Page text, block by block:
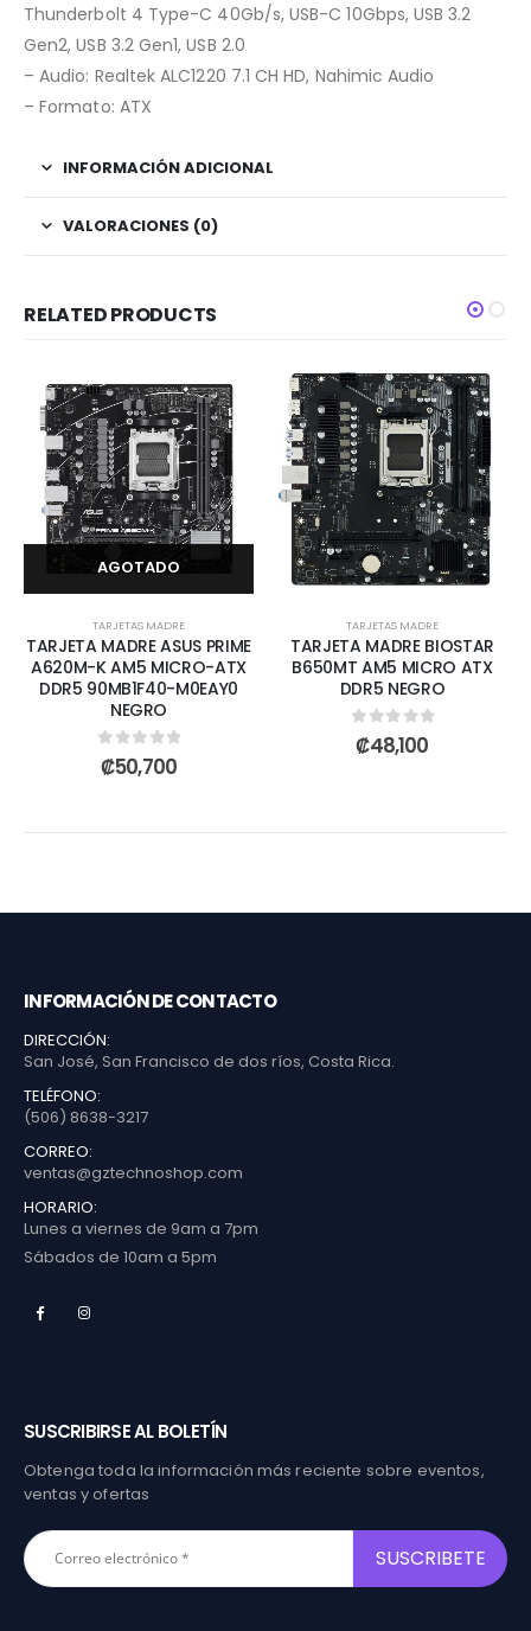
Thunderbolt 4 Type-C 40Gb/s, USB-C 10Gbps, USB 3.2
Gen2, USB 3.2 Gen1, USB 2.0
– Audio: Realtek ALC1220 7.1 CH HD, Nahimic Audio
– Formato: ATX
INFORMACIÓN ADICIONAL
VALORACIONES (0)
RELATED PRODUCTS
AGOTADO
TARJETAS MADRE
TARJETA MADRE ASUS PRIME
A620M-K AM5 MICRO-ATX
DDR5 90MB1F40-M0EAY0
NEGRO
0out of 5
₡50,700
TARJETAS MADRE
TARJETA MADRE BIOSTAR
B650MT AM5 MICRO ATX
DDR5 NEGRO
0out of 5
₡48,100
INFORMACIÓN DE CONTACTO
DIRECCIÓN:
San José, San Francisco de dos ríos, Costa Rica.
TELÉFONO:
(506) 8638-3217
CORREO:
ventas@gztechnoshop.com
HORARIO:
Lunes a viernes de 9am a 7pm
Sábados de 10am a 5pm
SUSCRIBIRSE AL BOLETÍN
Obtenga toda la información más reciente sobre eventos,
ventas y ofertas